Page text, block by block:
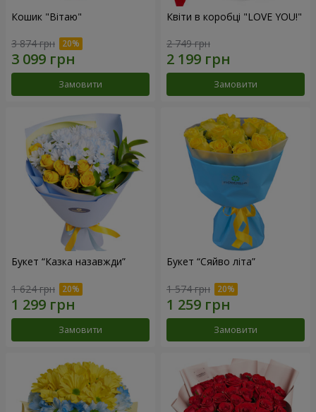
Кошик "Вітаю"
3 874 грн
Замовити
Квіти в коробці "LOVE YOU!"
2 749 грн
Замовити
Букет “Казка назавжди”
1 624 грн
Замовити
Букет “Сяйво літа”
1 574 грн
Замовити